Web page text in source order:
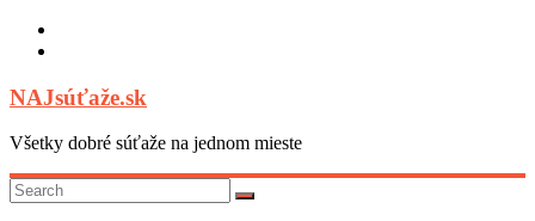
Skip
NAJsúťaže.sk
Všetky dobré súťaže na jednom mieste